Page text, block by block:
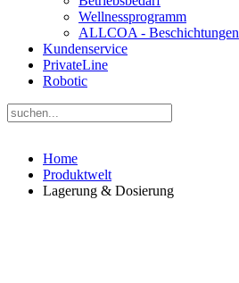
Wellnessprogramm
ALLCOA - Beschichtungen
Kundenservice
PrivateLine
Robotic
Home
Produktwelt
Lagerung & Dosierung